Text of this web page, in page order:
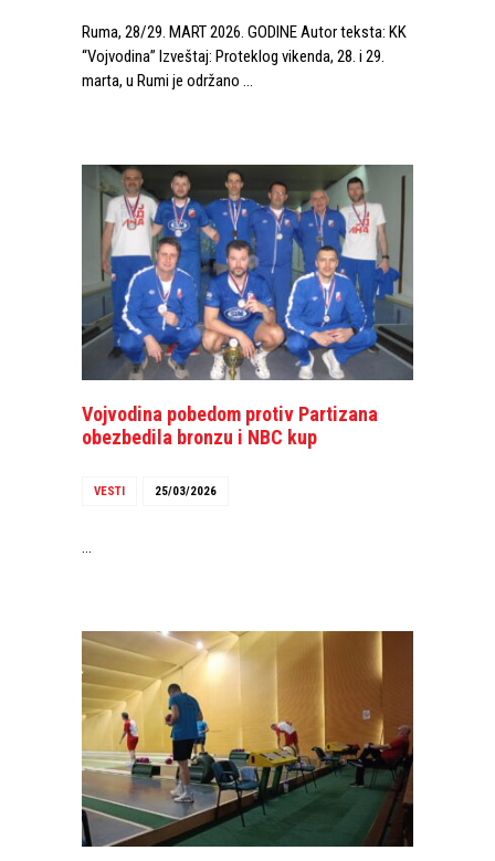
Ruma, 28/29. MART 2026. GODINE Autor teksta: KK
“Vojvodina” Izveštaj: Proteklog vikenda, 28. i 29.
marta, u Rumi je održano …
Vojvodina pobedom protiv Partizana
obezbedila bronzu i NBC kup
VESTI 25/03/2026
…